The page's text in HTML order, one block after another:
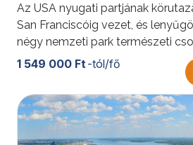
Az USA nyugati partjának
San Franciscóig vezet, és
négy nemzeti park természeti
köztük a Grand Canyon és Bryce
tájait. A sztárok városától a
az út az amerikai természet és
kínálja.
További érdekességekért az
1 549 000 Ft -tól/fő